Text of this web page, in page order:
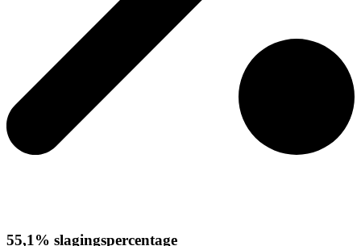
55,1% slagingspercentage